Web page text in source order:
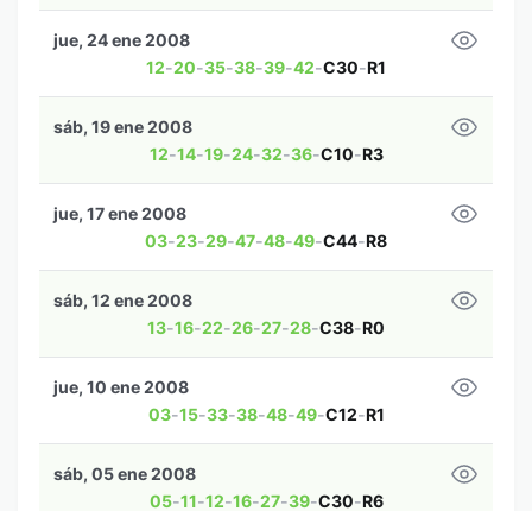
12-20-35-38-39-42-C30-R1
jue, 24 ene 2008
12-14-19-24-32-36-C10-R3
sáb, 19 ene 2008
03-23-29-47-48-49-C44-R8
jue, 17 ene 2008
13-16-22-26-27-28-C38-R0
sáb, 12 ene 2008
03-15-33-38-48-49-C12-R1
jue, 10 ene 2008
05-11-12-16-27-39-C30-R6
sáb, 05 ene 2008